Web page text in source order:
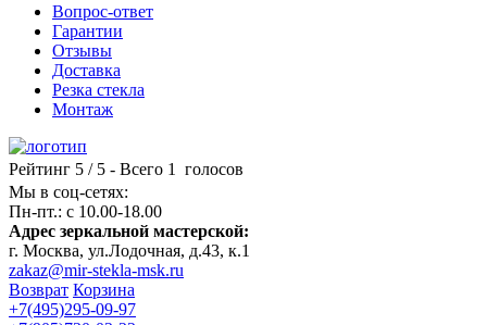
Вопрос-ответ
Гарантии
Отзывы
Доставка
Резка стекла
Монтаж
Рейтинг 5 / 5 - Всего 1
голосов
Мы в соц-сетях:
Пн-пт.: c 10.00-18.00
Адрес зеркальной мастерской:
г. Москва, ул.Лодочная, д.43, к.1
zakaz@mir-stekla-msk.ru
Возврат Корзина
+7(495)295-09-97